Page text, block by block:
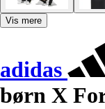
Vis mere
adidas
børn X